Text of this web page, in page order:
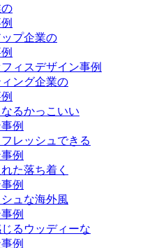
の
ップ企業の
ィスデザイン事例
ィング企業の
なるかっこいい
例
レッシュできる
例
た落ち着く
例
シュな海外風
例
るウッディーな
例